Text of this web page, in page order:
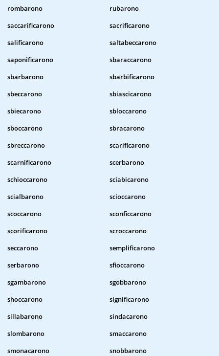
rombarono
rubarono
saccarificarono
sacrificarono
salificarono
saltabeccarono
saponificarono
sbaraccarono
sbarbarono
sbarbificarono
sbeccarono
sbiascicarono
sbiecarono
sbloccarono
sboccarono
sbracarono
sbreccarono
scarificarono
scarnificarono
scerbarono
schioccarono
sciabicarono
scialbarono
scioccarono
scoccarono
sconficcarono
scorificarono
scroccarono
seccarono
semplificarono
serbarono
sfioccarono
sgambarono
sgobbarono
shoccarono
significarono
sillabarono
sindacarono
slombarono
smaccarono
smonacarono
snobbarono